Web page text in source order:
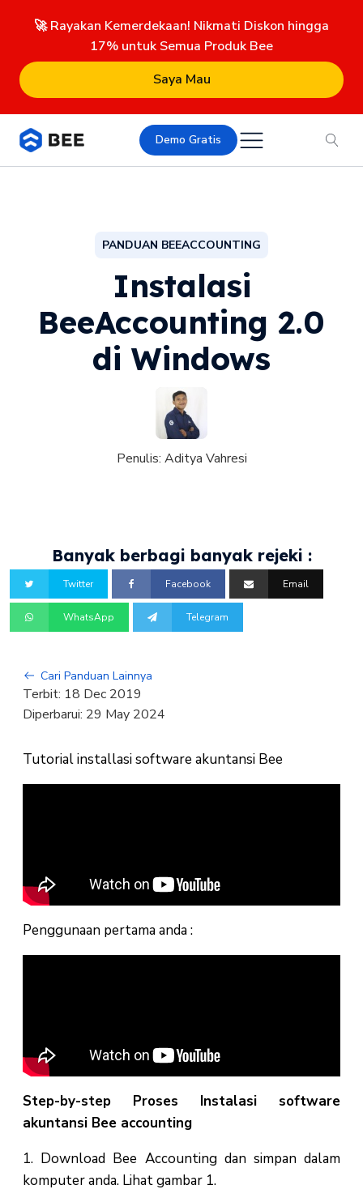
🚀 Rayakan Kemerdekaan! Nikmati Diskon hingga
17% untuk Semua Produk Bee
Saya Mau
Demo Gratis
PANDUAN BEEACCOUNTING
Instalasi
BeeAccounting 2.0
di Windows
Penulis: Aditya Vahresi
Banyak berbagi banyak rejeki :
Twitter Facebook Email
WhatsApp Telegram
Cari Panduan Lainnya
Terbit: 18 Dec 2019
Diperbarui: 29 May 2024
Tutorial installasi software akuntansi Bee
Penggunaan pertama anda :
Step-by-step Proses Instalasi software
akuntansi Bee accounting
1. Download Bee Accounting dan simpan dalam
komputer anda. Lihat gambar 1.